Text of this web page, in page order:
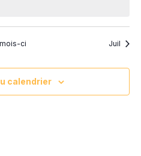
ci Juil
calendrier